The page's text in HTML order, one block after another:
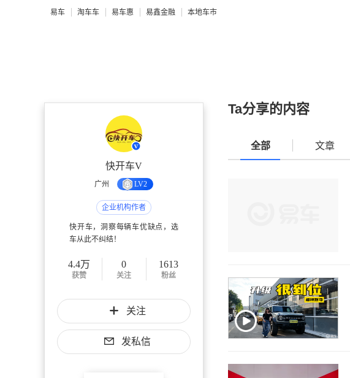
易车 淘车车 易车惠 易鑫金融 本地车市
快开车V
广州 LV2
企业机构作者
快开车，洞察每辆车优缺点，选
车从此不纠结！
4.4万
获赞
0
关注
1613
粉丝
关注
发私信
Ta分享的内容
全部 文章